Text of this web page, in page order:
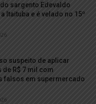
do sargento Edevaldo
Itaituba e é velado no 15º
suspeito de aplicar
de R$ 7 mil com
falsos em supermercado